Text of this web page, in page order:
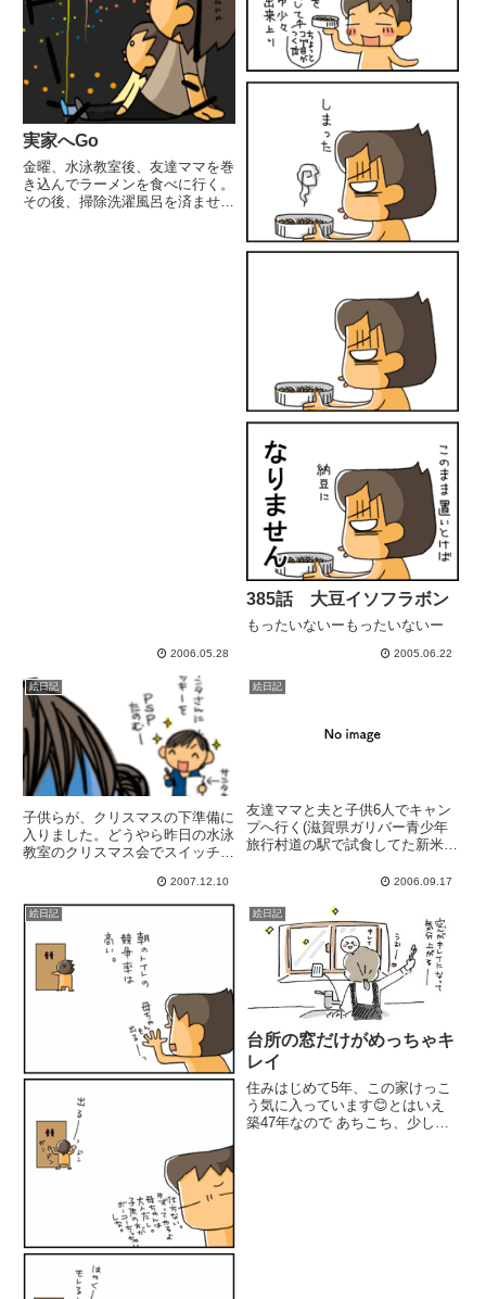
実家へGo
金曜、水泳教室後、友達ママを巻
き込んでラーメンを食べに行く。
その後、掃除洗濯風呂を済ませ夫
2006.05.28
385話 大豆イソフラボン
もったいないーもったいないー
2005.06.22
絵日記
子供らが、クリスマスの下準備に
入りました。どうやら昨日の水泳
教室のクリスマス会でスイッチが
模様長男小2 「サンタさんが来
る晩には、ミルクとクッキーを置
いておくんだって!」えーυ クリ
スマスケーキ作るんだよね?...
2007.12.10
絵日記
友達ママと夫と子供6人でキャン
プへ行く(滋賀県ガリバー青少年
旅行村道の駅で試食してた新米に
願いします。夜に本格的に降りだ
遊べて子供ら満足。あとは室内で
人生ゲームしたりしてた1週間...
2006.09.17
絵日記 絵日記
台所の窓だけがめっちゃキ
レイ
住みはじめて5年、この家けっこ
う気に入っています😊とはいえ
築47年なので あちこち、少しず